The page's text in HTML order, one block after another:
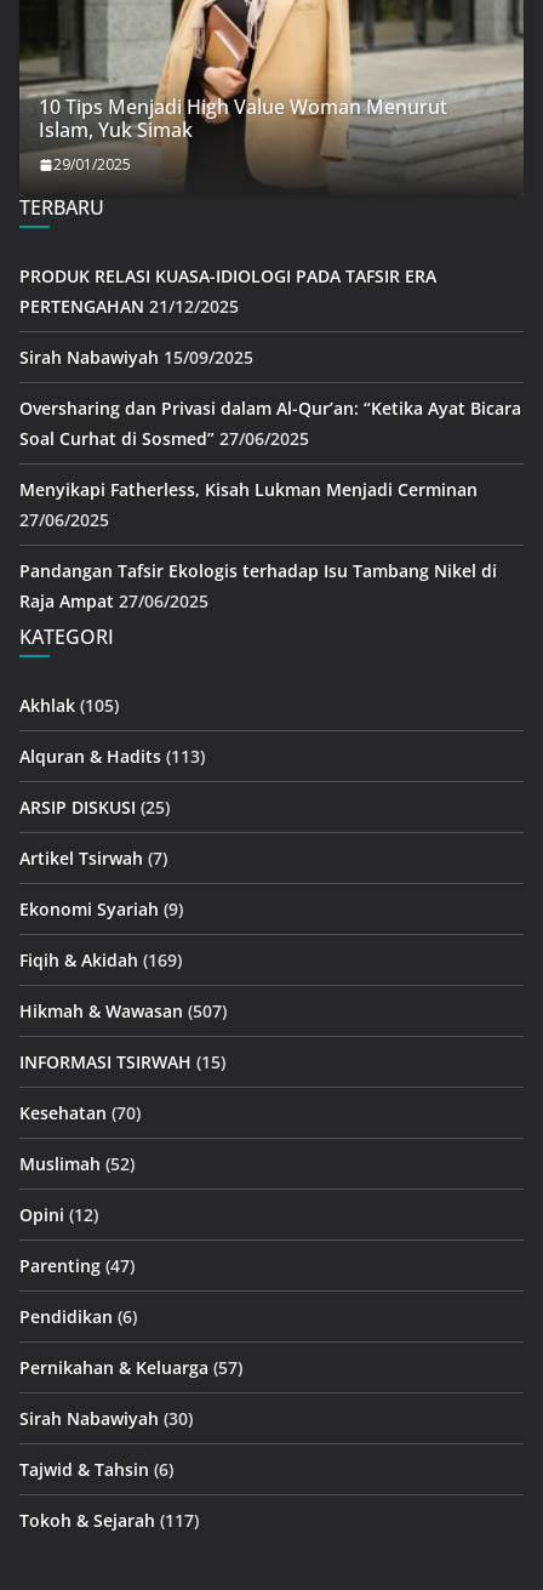
10 Tips Menjadi High Value Woman Menurut
Islam, Yuk Simak
29/01/2025
TERBARU
PRODUK RELASI KUASA-IDIOLOGI PADA TAFSIR ERA
PERTENGAHAN 21/12/2025
Sirah Nabawiyah 15/09/2025
Oversharing dan Privasi dalam Al-Qur’an: “Ketika Ayat Bicara
Soal Curhat di Sosmed” 27/06/2025
Menyikapi Fatherless, Kisah Lukman Menjadi Cerminan
27/06/2025
Pandangan Tafsir Ekologis terhadap Isu Tambang Nikel di
Raja Ampat 27/06/2025
KATEGORI
Akhlak (105)
Alquran & Hadits (113)
ARSIP DISKUSI (25)
Artikel Tsirwah (7)
Ekonomi Syariah (9)
Fiqih & Akidah (169)
Hikmah & Wawasan (507)
INFORMASI TSIRWAH (15)
Kesehatan (70)
Muslimah (52)
Opini (12)
Parenting (47)
Pendidikan (6)
Pernikahan & Keluarga (57)
Sirah Nabawiyah (30)
Tajwid & Tahsin (6)
Tokoh & Sejarah (117)